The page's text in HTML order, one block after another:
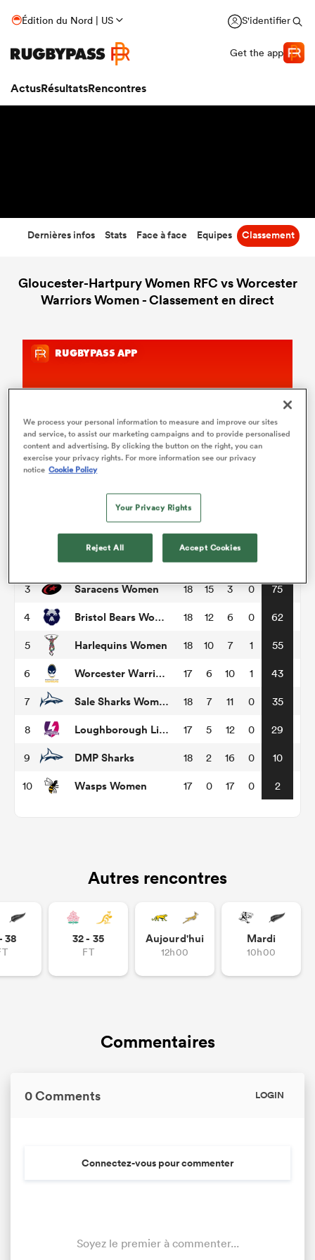
Édition du Nord | US S'identifier
Get the app
ActusRésultatsRencontres
Dernières infos Stats Face à face Equipes Classement
Gloucester-Hartpury Women RFC vs Worcester
Warriors Women - Classement en direct
PWR
P
Gloucester-Hartpury Women RFC 17 15 2 0
Exeter Chiefs Women 18 15 3 0
3 Saracens Women 18 15 3 0 75
4 Bristol Bears Women 18 12 6 0 62
5 Harlequins Women 18 10 7 1 55
6 Worcester Warriors Women 17 6 10 1 43
7 Sale Sharks Women 18 7 11 0 35
8 Loughborough Lightning 17 5 12 0 29
9 DMP Sharks 18 2 16 0 10
10 Wasps Women 17 0 17 0 2
Autres rencontres
38 32 - 35
FT
Aujourd'hui
12h00
Mardi
10h00
Commentaires
0 Comments LOGIN
Connectez-vous pour commenter
Soyez le premier à commenter...
We process your personal information to measure and improve our sites
and service, to assist our marketing campaigns and to provide personalised
content and advertising. By clicking the button on the right, you can
exercise your privacy rights. For more information see our privacy
notice Cookie Policy
Your Privacy Rights
Reject All Accept Cookies